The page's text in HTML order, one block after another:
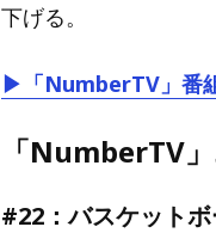
下げる。
▶「NumberTV」番
「NumberTV
#22：バスケット